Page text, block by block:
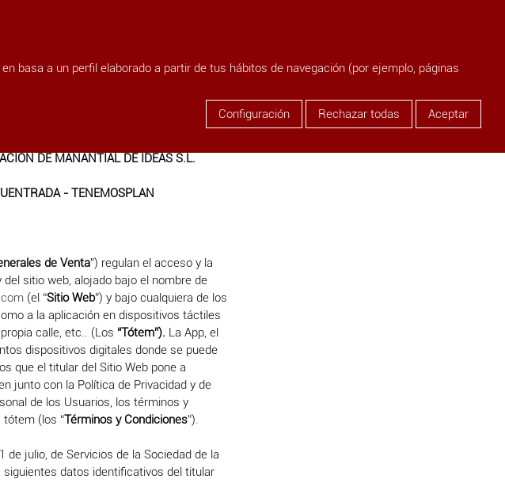
basa a un perfil elaborado a partir de tus hábitos de navegación (por ejemplo, páginas
Configuración Rechazar todas Aceptar
DE MANANTIAL DE IDEAS S.L.
- TENEMOSPLAN
de Venta”) regulan el acceso y la
del sitio web, alojado bajo el nombre de
(el “Sitio Web”) y bajo cualquiera de los
a la aplicación en dispositivos táctiles
calle, etc.. (Los “Tótem”). La App, el
dispositivos digitales donde se puede
que el titular del Sitio Web pone a
junto con la Política de Privacidad y de
de los Usuarios, los términos y
tótem (los “Términos y Condiciones”).
julio, de Servicios de la Sociedad de la
datos identificativos del titular